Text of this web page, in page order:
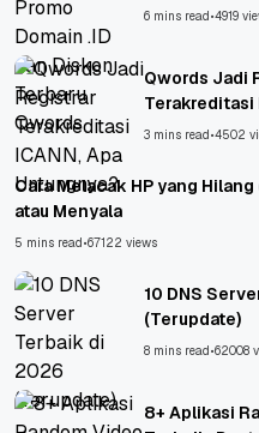
6 mins read•4919
Qwords Jadi
Terakreditasi
Untungnya?
3 mins read•4502
Cara Melacak HP yang
atau Menyala
5 mins read•67122 views
10 DNS
(Terupdate)
8 mins read•62008
8+ Aplikasi